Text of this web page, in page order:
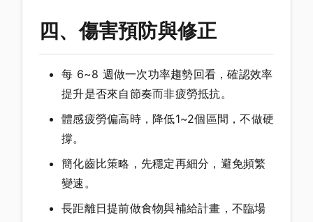
四、傷害預防與修正
每 6~8 週做一次功率趨勢回看，確認效率
提升是否來自節奏而非疲勞抵抗。
體感疲勞偏高時，降低1~2個區間，不做硬
撐。
簡化齒比策略，先穩定再細分，避免頻繁
變速。
長距離日提前做食物與補給計畫，不臨場